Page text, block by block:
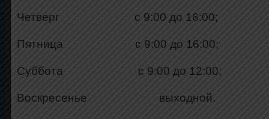
Четверг с 9:00 до 16:00;
Пятница с 9:00 до 16:00;
Суббота с 9:00 до 12:00;
Воскресенье выходной.